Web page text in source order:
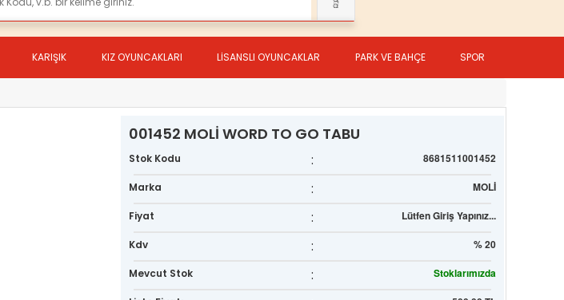
KARIŞIK KIZ OYUNCAKLARI LİSANSLI OYUNCAKLAR PARK VE BAHÇE SPOR
001452 MOLİ WORD TO GO TABU
Stok Kodu : 8681511001452
Marka : MOLİ
Fiyat : Lütfen Giriş Yapınız...
Kdv : % 20
Mevcut Stok : Stoklarımızda